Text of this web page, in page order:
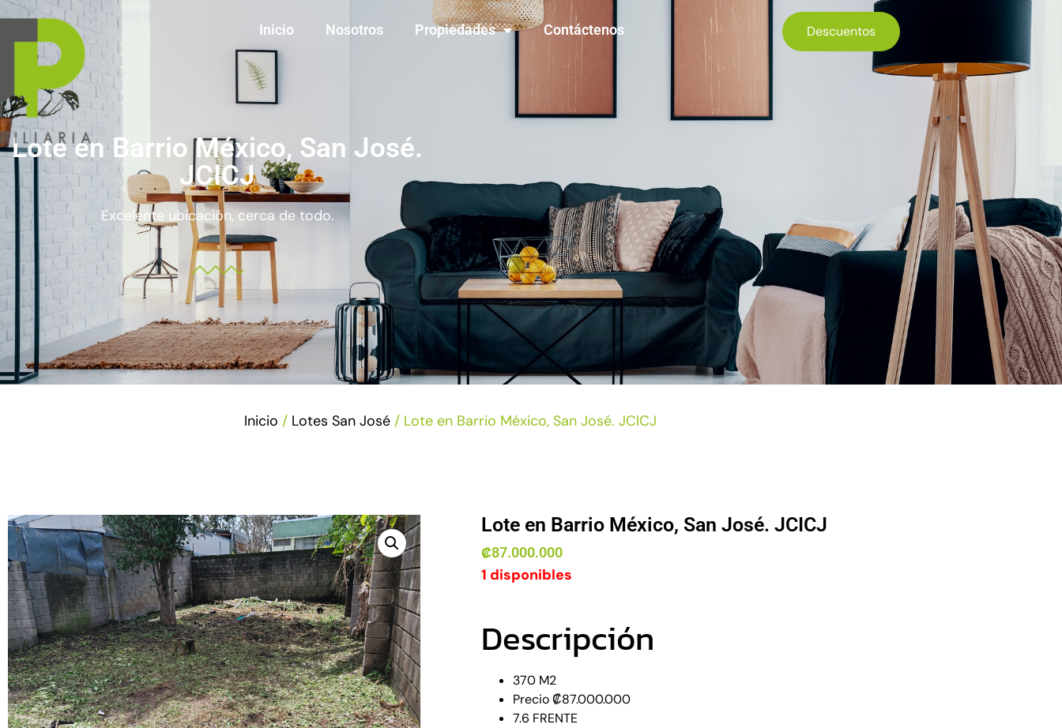
Inicio Nosotros Propiedades Contáctenos Descuentos
Lote en Barrio México, San José.
JCICJ
Excelente ubicación, cerca de todo.
Inicio / Lotes San José / Lote en Barrio México, San José. JCICJ
Lote en Barrio México, San José. JCICJ
₡87.000.000
1 disponibles
Descripción
370 M2
Precio ₡87.000.000
7.6 FRENTE